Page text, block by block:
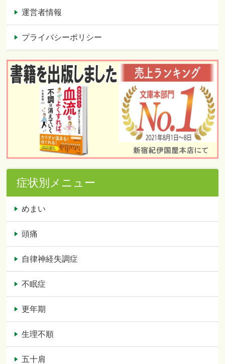
運営者情報
プライバシーポリシー
症状別メニュー
めまい
頭痛
自律神経失調症
不眠症
更年期
生理不順
五十肩